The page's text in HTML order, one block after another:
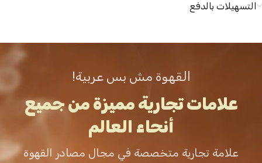
التسهيلات بالدفع
القهوة مش بس عربية!
علامات تجارية مميزة من جميع
أنحاء العالم
علامة تجارية متخصصة في مجال مصادر القهوة